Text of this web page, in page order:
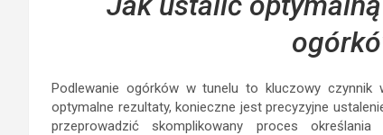
Podlewanie ogórków w tunelu to kluczowy
optymalne rezultaty, konieczne jest precyzyjne
przeprowadzić skomplikowany proces